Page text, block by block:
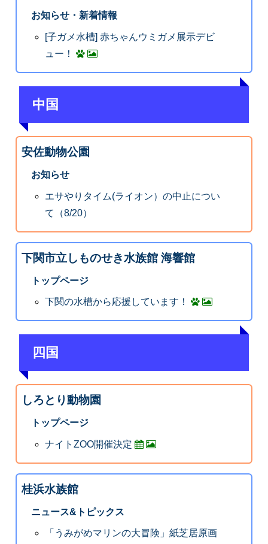
お知らせ・新着情報
[子ガメ水槽] 赤ちゃんウミガメ展示デビ
ュー！
中国
安佐動物公園
お知らせ
エサやりタイム(ライオン）の中止につい
て（8/20）
下関市立しものせき水族館 海響館
トップページ
下関の水槽から応援しています！
四国
しろとり動物園
トップページ
ナイトZOO開催決定
桂浜水族館
ニュース&トピックス
「うみがめマリンの大冒険」紙芝居原画